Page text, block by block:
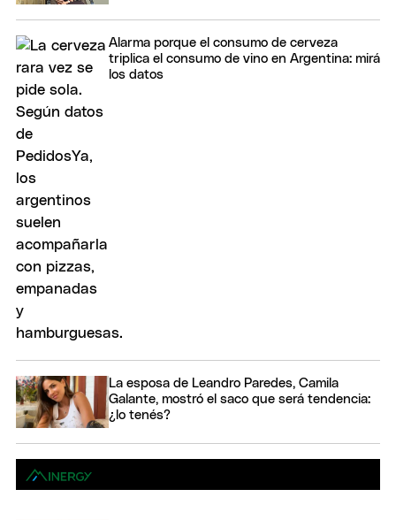
Alarma porque el consumo de cerveza
triplica el consumo de vino en Argentina: mirá
los datos
La esposa de Leandro Paredes, Camila
Galante, mostró el saco que será tendencia:
¿lo tenés?